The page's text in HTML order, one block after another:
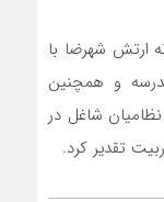
فرمانده گروه ۲۲ توپخانه ارتش شهرضا با
و همچنین
شاغل در
تقدیر کرد.